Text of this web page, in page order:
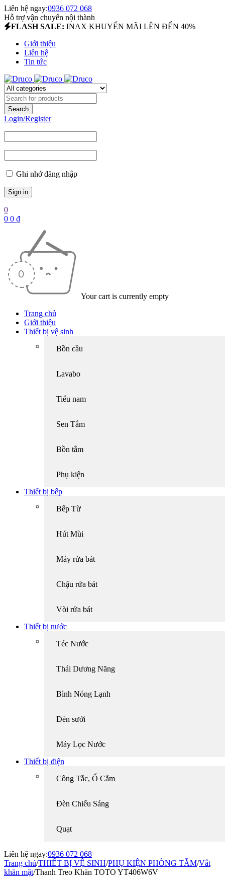
Liên hệ ngay:0936 072 068
Hỗ trợ vận chuyển nội thành
FLASH SALE: INAX KHUYẾN MÃI LÊN ĐẾN 40%
Giới thiệu
Liên hệ
Tin tức
Login/Register
Ghi nhớ đăng nhập
0
0 0 ₫
Your cart is currently empty
Trang chủ
Giới thiệu
Thiết bị vệ sinh
Bồn cầu
Lavabo
Tiểu nam
Sen Tắm
Bồn tắm
Phụ kiện
Thiết bị bếp
Bếp Từ
Hút Mùi
Máy rửa bát
Chậu rửa bát
Vòi rửa bát
Thiết bị nước
Téc Nước
Thái Dương Năng
Bình Nóng Lạnh
Đèn sưởi
Máy Lọc Nước
Thiết bị điện
Công Tắc, Ổ Cắm
Đèn Chiếu Sáng
Quạt
Liên hệ ngay:0936 072 068
Trang chủ/THIẾT BỊ VỆ SINH/PHỤ KIỆN PHÒNG TẮM/Vắt
khăn mặt/Thanh Treo Khăn TOTO YT406W6V